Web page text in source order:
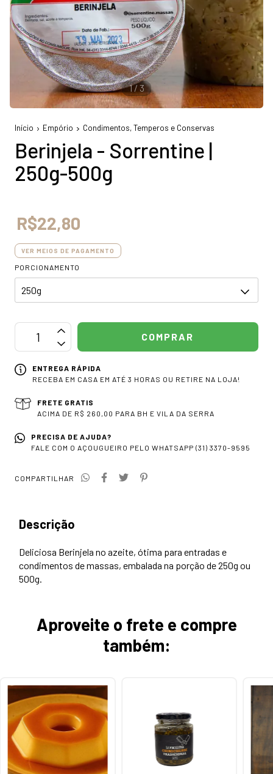
1/ 3
Início Empório Condimentos, Temperos e Conservas
Berinjela - Sorrentine |
250g-500g
R$22,80
VER MEIOS DE PAGAMENTO
PORCIONAMENTO
ENTREGA RÁPIDA
RECEBA EM CASA EM ATÉ 3 HORAS OU RETIRE NA LOJA!
FRETE GRATIS
ACIMA DE R$ 260,00 PARA BH E VILA DA SERRA
PRECISA DE AJUDA?
FALE COM O AÇOUGUEIRO PELO WHATSAPP (31) 3370-9595
COMPARTILHAR
Descrição
Deliciosa Berinjela no azeite, ótima para entradas e
condimentos de massas, embalada na porção de 250g ou
500g.
Aproveite o frete e compre
também: